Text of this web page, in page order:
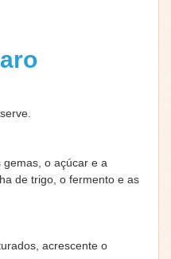
o açúcar e a
de trigo, o fermento e as
acrescente o